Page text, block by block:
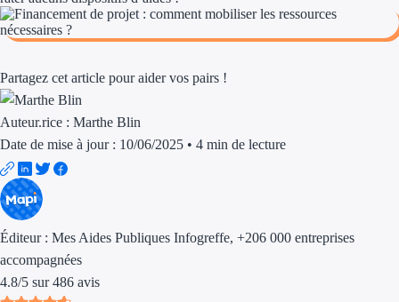
Aides Région
Aides Nationales
Partagez cet article pour aider vos pairs !
Auteur.rice : Marthe Blin
Date de mise à jour : 10/06/2025 • 4 min de lecture
Éditeur : Mes Aides Publiques Infogreffe, +206 000 entreprises
accompagnées
4.8/5 sur 486 avis